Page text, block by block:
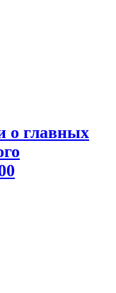
о главных